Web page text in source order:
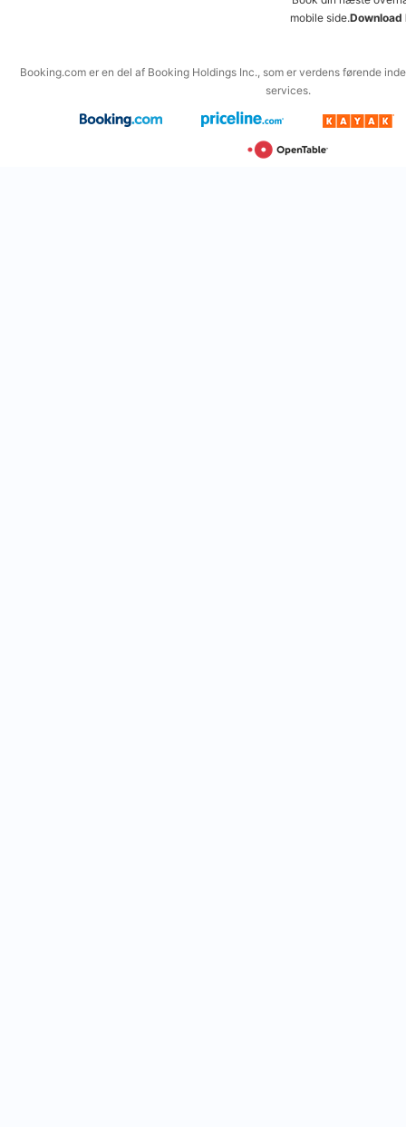
mobile side.Download
Booking.com er en del af Booking Holdings Inc., som er verdens førende
services.